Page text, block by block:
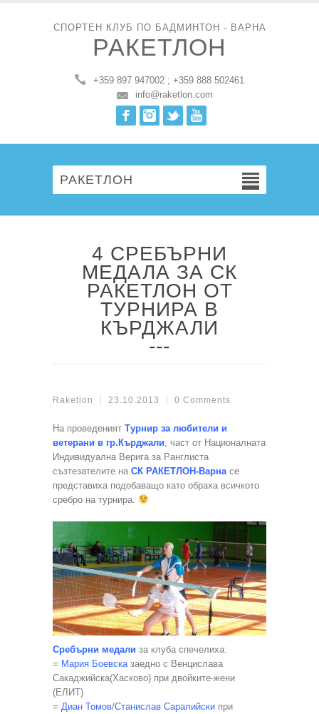
СПОРТЕН КЛУБ ПО БАДМИНТОН - ВАРНА
РАКЕТЛОН
+359 897 947002 ; +359 888 502461
info@raketlon.com
FacebookInstagram
Twitter
РАКЕТЛОН
4 СРЕБЪРНИ
МЕДАЛА ЗА СК
РАКЕТЛОН ОТ
ТУРНИРА В
КЪРДЖАЛИ
Raketlon 23.10.2013 0 Comments
На проведеният Турнир за любители и
ветерани в гр.Кърджали, част от Националната
Индивидуална Верига за Ранглиста
съзтезателите на СК РАКЕТЛОН-Варнасе
представиха подобаващо като обраха всичкото
сребро на турнира.
Сребърни медали за клуба спечелиха:
= Мария Боевска заедно с Венцислава
Сакаджийска(Хасково) при двойките-жени
(ЕЛИТ)
= Диан Томов/Станислав Саралийски при